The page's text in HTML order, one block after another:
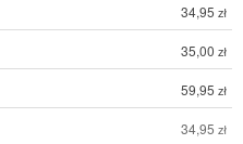
34,95 zł
35,00 zł
59,95 zł
34,95 zł